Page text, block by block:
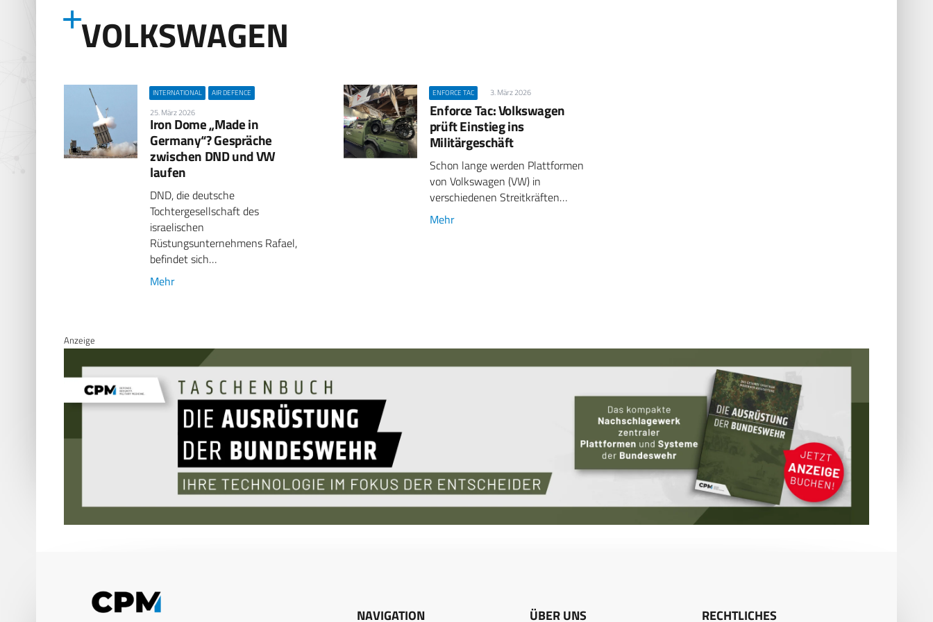
VOLKSWAGEN
INTERNATIONAL AIR DEFENCE
25. März 2026
Iron Dome „Made in
Germany“? Gespräche
zwischen DND und VW
laufen
DND, die deutsche
Tochtergesellschaft des
israelischen
Rüstungsunternehmens Rafael,
befindet sich…
Mehr
ENFORCE TAC 3. März 2026
Enforce Tac: Volkswagen
prüft Einstieg ins
Militärgeschäft
Schon lange werden Plattformen
von Volkswagen (VW) in
verschiedenen Streitkräften…
Mehr
Anzeige
NAVIGATION ÜBER UNS RECHTLICHES